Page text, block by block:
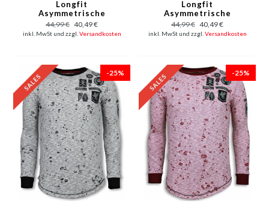
Longfit
Asymmetrische
Stickerei - T-Shirt
Patches - US Army -
Grün
44,99 € 40,49 €
inkl. MwSt und zzgl. Versandkosten
Longfit
Asymmetrische
Stickerei - T-Shirt
Aufnäher - US Army -
Pink
44,99 € 40,49 €
inkl. MwSt und zzgl. Versandkosten
-25% -25%